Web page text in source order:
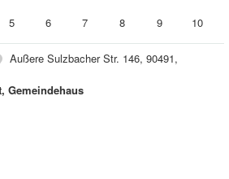
5 6 7 8 9 10
Außere Sulzbacher Str. 146, 90491,
Gemeindehaus